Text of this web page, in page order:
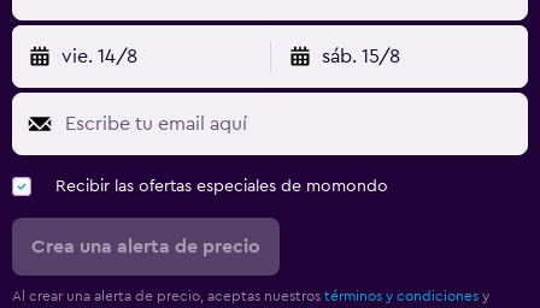
vie. 14/8 sáb. 15/8
Recibir las ofertas especiales de momondo
Crea una alerta de precio
Al crear una alerta de precio, aceptas nuestros términos y condiciones y